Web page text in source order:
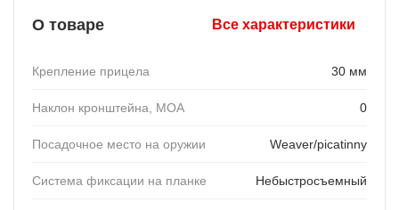
О товаре Все характеристики
Крепление прицела 30 мм
Наклон кронштейна, MOA 0
Посадочное место на оружии Weaver/picatinny
Система фиксации на планке Небыстросъемный